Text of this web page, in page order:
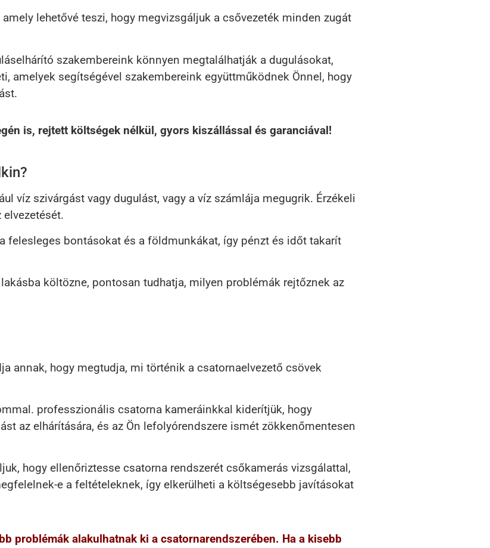
lehetővé teszi, hogy megvizsgáljuk a csővezeték minden zugát
szakembereink könnyen megtalálhatják a dugulásokat,
amelyek segítségével szakembereink együttműködnek Önnel, hogy
is, rejtett költségek nélkül, gyors kiszállással és garanciával!
víz szivárgást vagy dugulást, vagy a víz számlája megugrik. Érzékeli
felesleges bontásokat és a földmunkákat, így pénzt és időt takarít
költözne, pontosan tudhatja, milyen problémák rejtőznek az
annak, hogy megtudja, mi történik a csatornaelvezető csövek
professzionális csatorna kameráinkkal kiderítjük, hogy
az elhárítására, és az Ön lefolyórendszere ismét zökkenőmentesen
hogy ellenőriztesse csatorna rendszerét csőkamerás vizsgálattal,
e a feltételeknek, így elkerülheti a költségesebb javításokat
problémák alakulhatnak ki a csatornarendszerében. Ha a kisebb